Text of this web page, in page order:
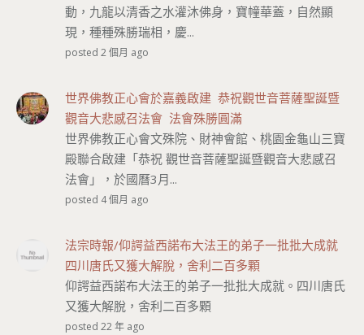
動，九龍以清香之水灌沐佛身，寶幢華蓋，自然顯
現，種種殊勝瑞相，慶...
posted 2 個月 ago
世界佛教正心會於嘉義啟建 恭祝觀世音菩薩聖誕暨
觀音大悲感召法會 法會殊勝圓滿
世界佛教正心會文殊院、財神會館、桃園金龜山三寶
殿聯合啟建「恭祝 觀世音菩薩聖誕暨觀音大悲感召
法會」，於國曆3月...
posted 4 個月 ago
法宗時報/仰諤益西諾布大法王的弟子一批批大成就
四川唐氏又獲大解脫，舍利二百多顆
仰諤益西諾布大法王的弟子一批批大成就。四川唐氏
又獲大解脫，舍利二百多顆
posted 22 年 ago